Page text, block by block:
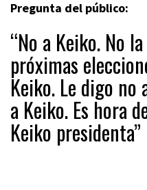
Pregunta del público:
“No a Keiko. No
próximas
Keiko. Le digo
a Keiko. Es hora
Keiko presidenta”